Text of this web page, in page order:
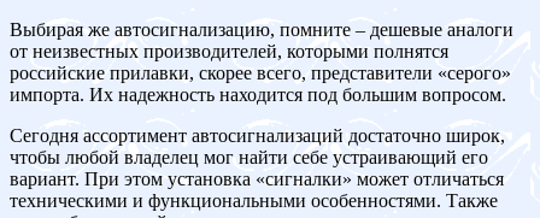
Выбирая же автосигнализацию, помните – дешевые аналоги
от неизвестных производителей, которыми полнятся
российские прилавки, скорее всего, представители «серого»
импорта. Их надежность находится под большим вопросом.
Сегодня ассортимент автосигнализаций достаточно широк,
чтобы любой владелец мог найти себе устраивающий его
вариант. При этом установка «сигналки» может отличаться
техническими и функциональными особенностями. Также